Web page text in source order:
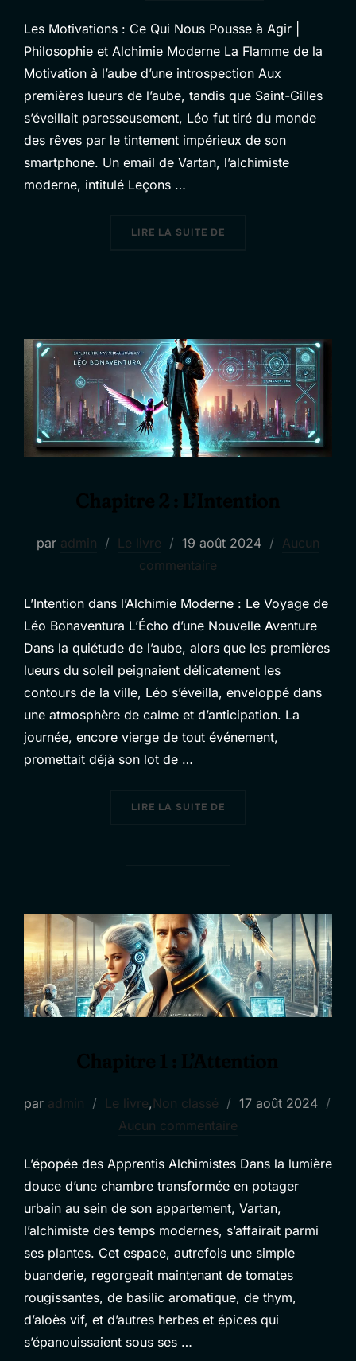
Les Motivations : Ce Qui Nous Pousse à Agir |
Philosophie et Alchimie Moderne La Flamme de la
Motivation à l’aube d’une introspection Aux
premières lueurs de l’aube, tandis que Saint-Gilles
s’éveillait paresseusement, Léo fut tiré du monde
des rêves par le tintement impérieux de son
smartphone. Un email de Vartan, l’alchimiste
moderne, intitulé Leçons …
LIRE LA SUITE DE
par admin Le livre
Publié
le
19 août 2024
Aucun
commentaire
L’Intention dans l’Alchimie Moderne : Le Voyage de
Léo Bonaventura L’Écho d’une Nouvelle Aventure
Dans la quiétude de l’aube, alors que les premières
lueurs du soleil peignaient délicatement les
contours de la ville, Léo s’éveilla, enveloppé dans
une atmosphère de calme et d’anticipation. La
journée, encore vierge de tout événement,
promettait déjà son lot de …
LIRE LA SUITE DE
par admin Le livre, Non classé
Publié
17 août 2024
Aucun commentaire
L’épopée des Apprentis Alchimistes Dans la lumière
douce d’une chambre transformée en potager
urbain au sein de son appartement, Vartan,
l’alchimiste des temps modernes, s’affairait parmi
ses plantes. Cet espace, autrefois une simple
buanderie, regorgeait maintenant de tomates
rougissantes, de basilic aromatique, de thym,
d’aloès vif, et d’autres herbes et épices qui
s’épanouissaient sous ses …